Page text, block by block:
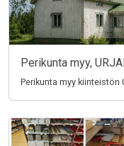
Perikunta myy,
Perikunta myy kiinteistön